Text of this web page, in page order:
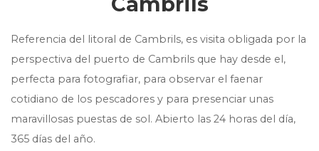
Referencia del litoral de Cambrils, es visita obligada por la
perspectiva del puerto de Cambrils que hay desde el,
perfecta para fotografiar, para observar el faenar
cotidiano de los pescadores y para presenciar unas
maravillosas puestas de sol. Abierto las 24 horas del día,
365 días del año.